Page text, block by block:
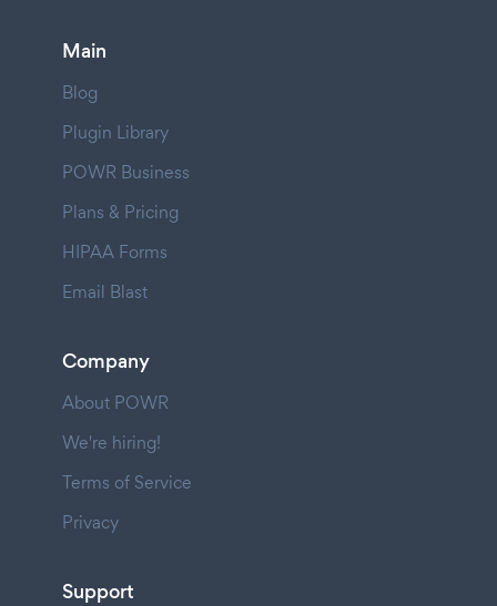
Main
Blog
Plugin Library
POWR Business
Plans & Pricing
HIPAA Forms
Email Blast
Company
About POWR
We're hiring!
Terms of Service
Privacy
Support